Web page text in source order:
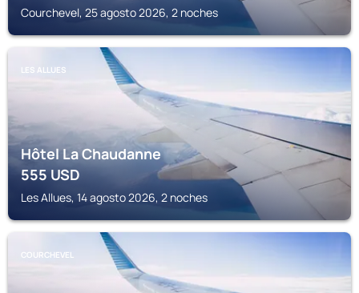
Courchevel, 25 agosto 2026, 2 noches
LES ALLUES
Hôtel La Chaudanne
555USD
Les Allues, 14 agosto 2026, 2 noches
COURCHEVEL